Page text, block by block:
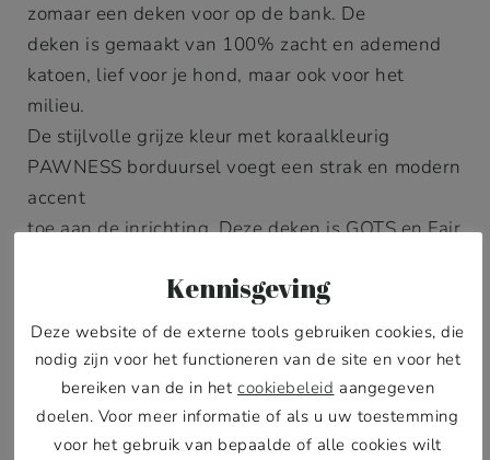
zomaar een deken voor op de bank. De
deken is gemaakt van 100% zacht en ademend
katoen, lief voor je hond, maar ook voor het
milieu.
De stijlvolle grijze kleur met koraalkleurig
PAWNESS borduursel voegt een strak en modern
accent
toe aan de inrichting. Deze deken is GOTS en Fair
zijn het product niet alleen milieuvriendelijk is
maar ook ethisch verantwoord geproduceerd is.
Kennisgeving
Deze website of de externe tools gebruiken cookies, die
nodig zijn voor het functioneren van de site en voor het
bereiken van de in het cookiebeleid aangegeven
doelen. Voor meer informatie of als u uw toestemming
voor het gebruik van bepaalde of alle cookies wilt